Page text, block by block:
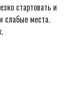
стартовать и
слабые места.